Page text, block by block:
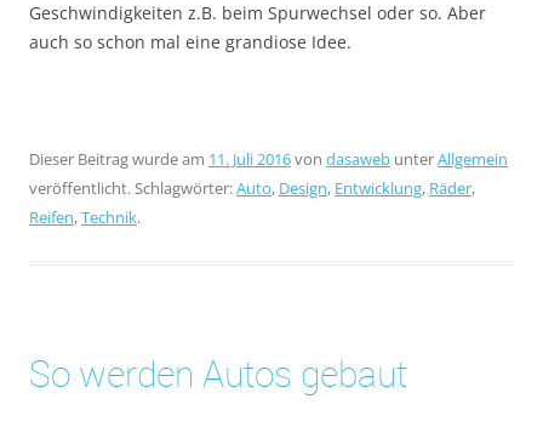
Geschwindigkeiten z.B. beim Spurwechsel oder so. Aber
auch so schon mal eine grandiose Idee.
Dieser Beitrag wurde am 11. Juli 2016von dasaweb unterAllgemein
veröffentlicht. Schlagwörter:Auto, Design, Entwicklung, Räder,
Reifen,Technik.
So werden Autos gebaut